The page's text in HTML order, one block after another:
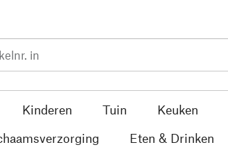
Kinderen Tuin Keuken
Eten & Drinken